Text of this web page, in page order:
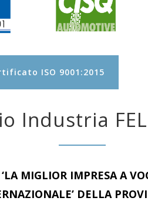
ISO 9001:2015
Industria
MIGLIOR IMPRESA A
DELLA